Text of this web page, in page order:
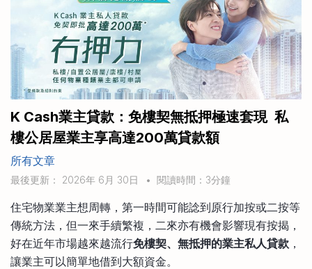
計劃買樓第一步
全功能記賬
管理及分析所有戶口
管理MPF戶口
一次過管理所有強積金戶口
申請清卡數/私人貸款
CreFIT x Planto推廣優惠
私人貸款
年利率/APR/年息比較
投資戶口 (美股)
比較最抵美股投資戶口
投資戶口 (港股)
比較最抵港股投資戶口
投資加密貨幣
比較最抵Crypto交易所
比較最抵月供計劃戶口
比較定存利率
信用卡
比較各種最優惠信用卡
關於我們
Academy
Marketplace
其他網站
手機App與理財資訊
商業解決方案
K Cash業主貸款：免樓契無抵押極速套現 私
樓公居屋業主享高達200萬貸款額
所有文章
最後更新： 2026年 6月 30日 • 閱讀時間：3分鐘
住宅物業業主想周轉，第一時間可能諗到原行加按或二按等
傳統方法，但一來手續繁複，二來亦有機會影響現有按揭，
好在近年市場越來越流行免樓契、無抵押的業主私人貸款 ，
讓業主可以簡單地借到大額資金。